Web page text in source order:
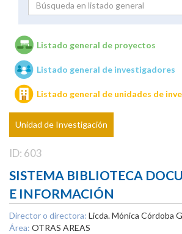
Unidades de investigación
Listado general de proyectos
Listado general de investigadores
Listado general de unidades de
Unidad de Investigación
ID: 603
SISTEMA BIBLIOTECA
E INFORMACIÓN
Director o directora: Licda. Mónica Córdoba
Área: OTRAS AREAS